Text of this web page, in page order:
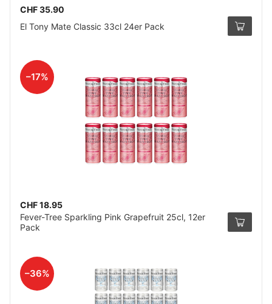
CHF 35.90
El Tony Mate Classic 33cl 24er Pack
–17%
CHF 18.95
Fever-Tree Sparkling Pink Grapefruit 25cl, 12er
Pack
–36%